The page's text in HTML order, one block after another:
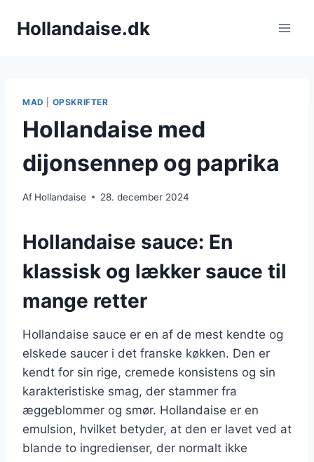
Hollandaise.dk
MAD OPSKRIFTER
Hollandaise med
dijonsennep og paprika
Af Hollandaise 28. december 2024
Hollandaise sauce: En
klassisk og lækker sauce til
mange retter
Hollandaise sauce er en af de mest kendte og
elskede saucer i det franske køkken. Den er
kendt for sin rige, cremede konsistens og sin
karakteristiske smag, der stammer fra
æggeblommer og smør. Hollandaise er en
emulsion, hvilket betyder, at den er lavet ved at
blande to ingredienser, der normalt ikke